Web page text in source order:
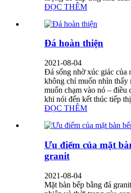
ĐỌC THÊM
Đá hoàn thiện
2021-08-04
Đá sống nhờ xúc giác của
không chỉ muốn nhìn thấy
muốn chạm vào nó – điều
khi nói đến kết thúc tiếp
ĐỌC THÊM
Ưu điểm của mặt
granit
2021-08-04
Mặt bàn bếp bằng đá